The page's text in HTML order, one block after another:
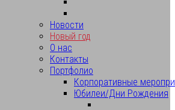
Новости
Новый год
О нас
Контакты
Портфолио
Корпоративные
Юбилеи/Дни Рождения